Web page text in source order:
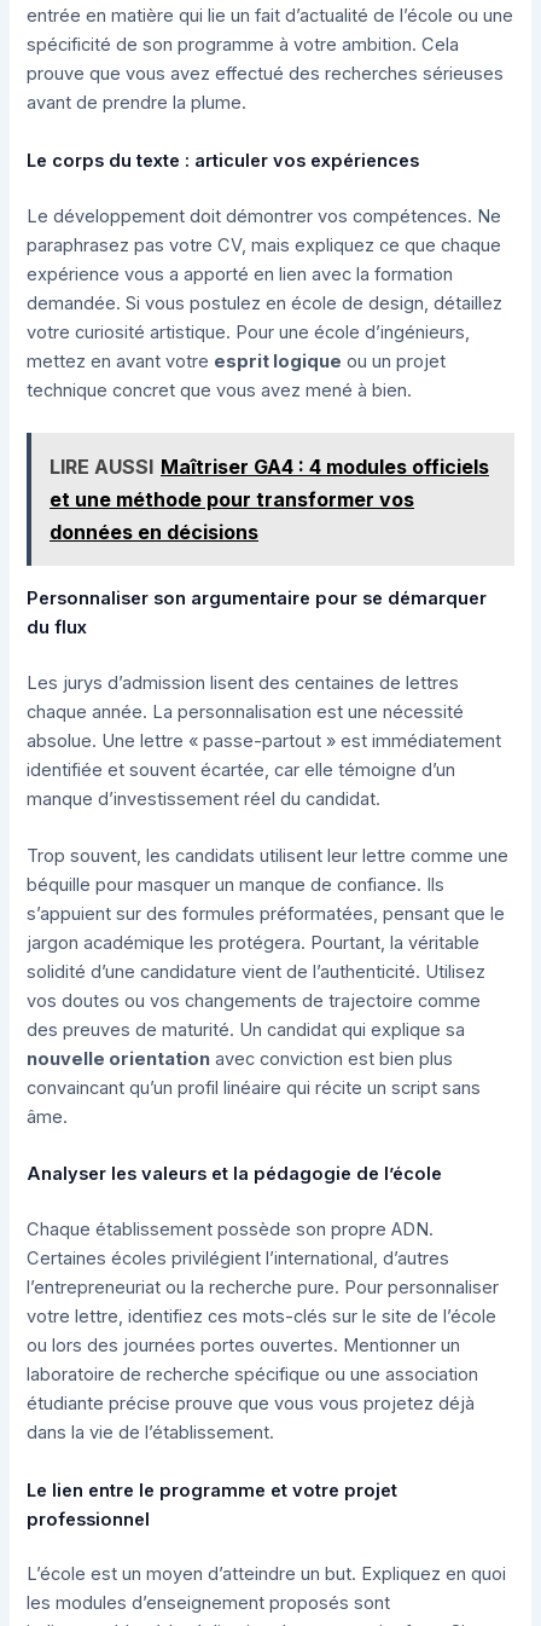
entrée en matière qui lie un fait d’actualité de l’école ou une
spécificité de son programme à votre ambition. Cela
prouve que vous avez effectué des recherches sérieuses
avant de prendre la plume.
Le corps du texte : articuler vos expériences
Le développement doit démontrer vos compétences. Ne
paraphrasez pas votre CV, mais expliquez ce que chaque
expérience vous a apporté en lien avec la formation
demandée. Si vous postulez en école de design, détaillez
votre curiosité artistique. Pour une école d’ingénieurs,
mettez en avant votre esprit logique ou un projet
technique concret que vous avez mené à bien.
LIRE AUSSI Maîtriser GA4 : 4 modules officiels
et une méthode pour transformer vos
données en décisions
Personnaliser son argumentaire pour se démarquer
du flux
Les jurys d’admission lisent des centaines de lettres
chaque année. La personnalisation est une nécessité
absolue. Une lettre « passe-partout » est immédiatement
identifiée et souvent écartée, car elle témoigne d’un
manque d’investissement réel du candidat.
Trop souvent, les candidats utilisent leur lettre comme une
béquille pour masquer un manque de confiance. Ils
s’appuient sur des formules préformatées, pensant que le
jargon académique les protégera. Pourtant, la véritable
solidité d’une candidature vient de l’authenticité. Utilisez
vos doutes ou vos changements de trajectoire comme
des preuves de maturité. Un candidat qui explique sa
nouvelle orientation avec conviction est bien plus
convaincant qu’un profil linéaire qui récite un script sans
âme.
Analyser les valeurs et la pédagogie de l’école
Chaque établissement possède son propre ADN.
Certaines écoles privilégient l’international, d’autres
l’entrepreneuriat ou la recherche pure. Pour personnaliser
votre lettre, identifiez ces mots-clés sur le site de l’école
ou lors des journées portes ouvertes. Mentionner un
laboratoire de recherche spécifique ou une association
étudiante précise prouve que vous vous projetez déjà
dans la vie de l’établissement.
Le lien entre le programme et votre projet
professionnel
L’école est un moyen d’atteindre un but. Expliquez en quoi
les modules d’enseignement proposés sont